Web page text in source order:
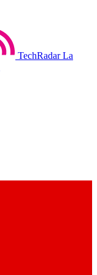
TechRadar La